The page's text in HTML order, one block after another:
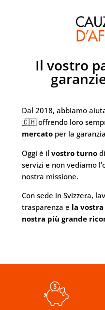
Il vostro
Dal 2018, abbiamo
🇨🇭 offrendo loro
mercatoper la
Oggi è il vostro turno
servizi e non vediamo
nostra missione.
Con sede in Svizzera,
trasparenza e la
nostra più grande